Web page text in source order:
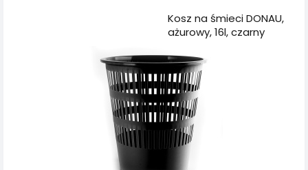
Kosz na śmieci DONAU,
ażurowy, 16l, czarny